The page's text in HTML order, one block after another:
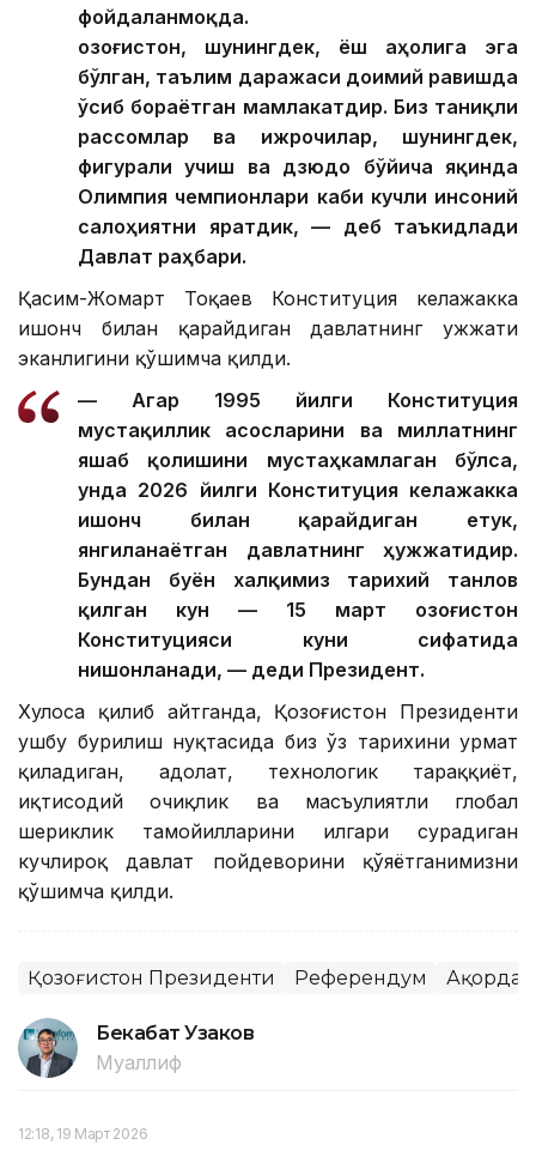
фойдаланмоқда.
Қозоғистон, шунингдек, ёш аҳолига эга
бўлган, таълим даражаси доимий равишда
ўсиб бораётган мамлакатдир. Биз таниқли
рассомлар ва ижрочилар, шунингдек,
фигурали учиш ва дзюдо бўйича яқинда
Олимпия чемпионлари каби кучли инсоний
салоҳиятни яратдик, — деб таъкидлади
Давлат раҳбари.
Қасим-Жомарт Тоқаев Конституция келажакка
ишонч билан қарайдиган давлатнинг ҳужжати
эканлигини қўшимча қилди.
— Агар 1995 йилги Конституция
мустақиллик асосларини ва миллатнинг
яшаб қолишини мустаҳкамлаган бўлса,
унда 2026 йилги Конституция келажакка
ишонч билан қарайдиган етук,
янгиланаётган давлатнинг ҳужжатидир.
Бундан буён халқимиз тарихий танлов
қилган кун — 15 март Қозоғистон
Конституцияси куни сифатида
нишонланади, — деди Президент.
Хулоса қилиб айтганда, Қозоғистон Президенти
ушбу бурилиш нуқтасида биз ўз тарихини ҳурмат
қиладиган, адолат, технологик тараққиёт,
иқтисодий очиқлик ва масъулиятли глобал
шериклик тамойилларини илгари сурадиган
кучлироқ давлат пойдеворини қўяётганимизни
қўшимча қилди.
Қозоғистон Президенти Референдум Ақорда
Бекабат Узаков
Муаллиф
12:18, 19 Март 2026